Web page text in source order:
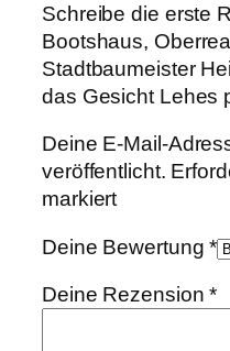
.
W
i
e
t
a
d
t
a
Schreibe die erste
Bootshaus,
Stadtbaumeister
das Gesicht Lehes
Deine E-Mail-
veröffentlicht.
markiert
Deine Bewertung*
Deine Rezension*